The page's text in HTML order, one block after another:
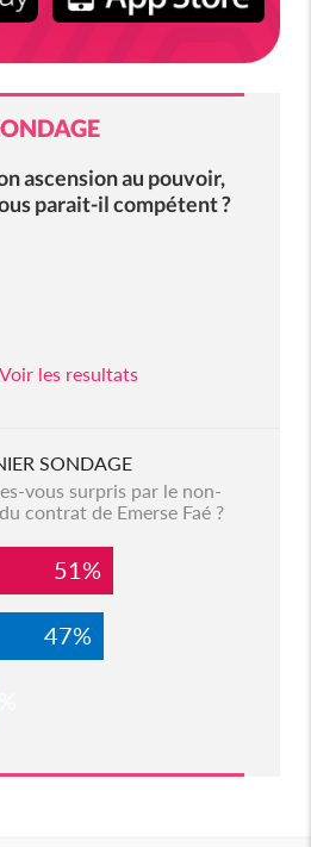
ascension au pouvoir,
parait-il compétent ?
les resultats
SONDAGE
vous surpris par le non-
contrat de Emerse Faé ?
51%
47%